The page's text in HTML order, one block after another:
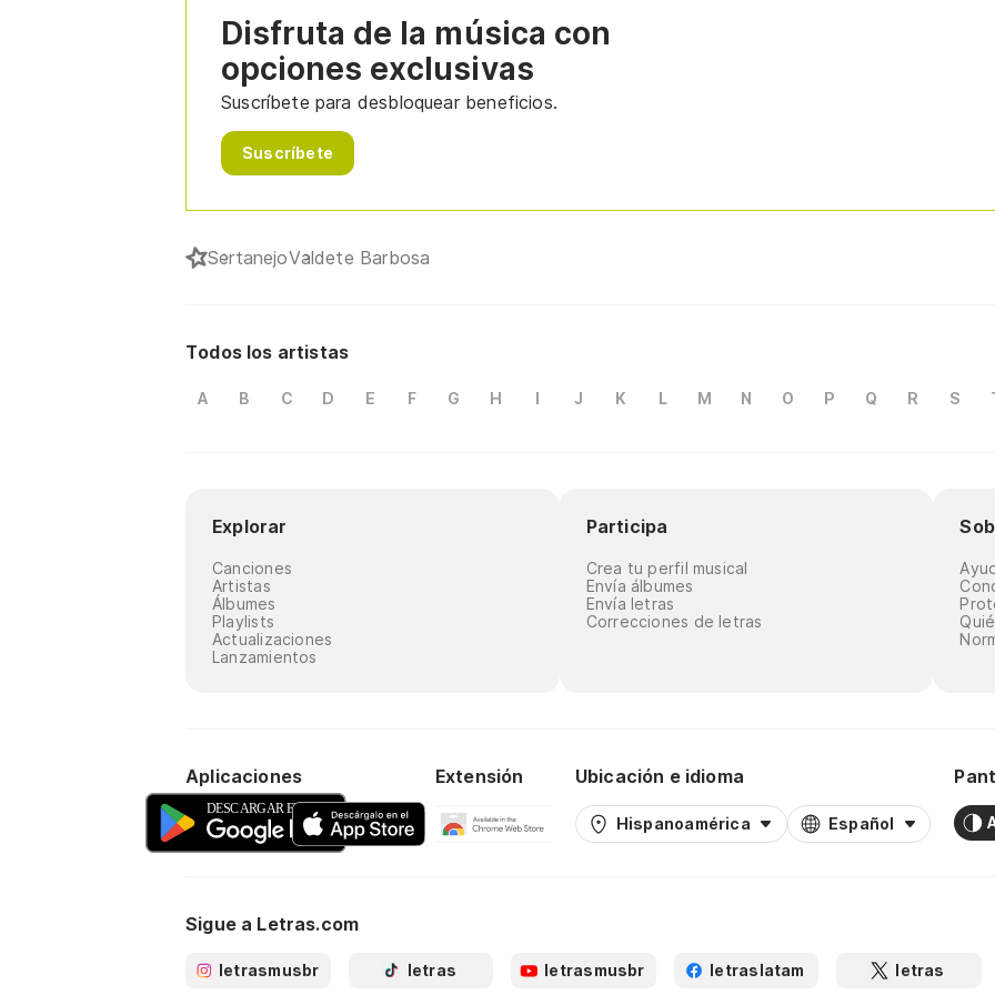
Disfruta de la música con
opciones exclusivas
Suscríbete para desbloquear beneficios.
Suscríbete
SertanejoValdete Barbosa
Todos los artistas
A B C D E F G H I J K L M N O P Q R S
Explorar
Canciones
Artistas
Álbumes
Playlists
Actualizaciones
Lanzamientos
Participa
Crea tu perfil musical
Envía álbumes
Envía letras
Correcciones de letras
Aplicaciones Extensión Ubicación e idioma
Hispanoamérica Español
Sigue a Letras.com
letrasmusbr letras letrasmusbr letraslatam letras